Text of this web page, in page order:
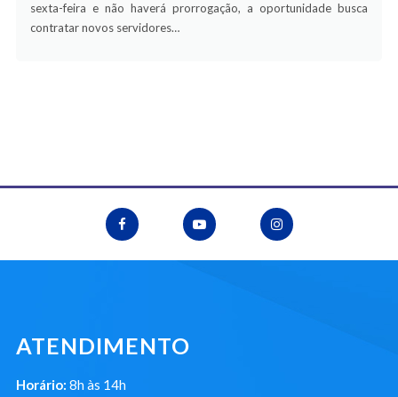
sexta-feira e não haverá prorrogação, a oportunidade busca
contratar novos servidores…
ATENDIMENTO
Horário: 8h às 14h